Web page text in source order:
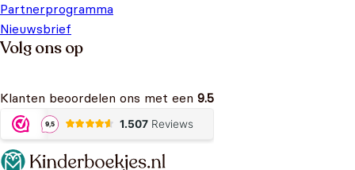
Partnerprogramma
Nieuwsbrief
Volg ons op
Klanten beoordelen ons met een 9.5